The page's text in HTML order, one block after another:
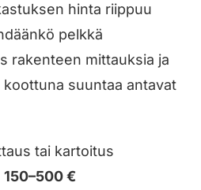
hinta riippuu
pelkkä
rakenteen mittauksia ja
suuntaa antavat
tai kartoitus
150–500 €